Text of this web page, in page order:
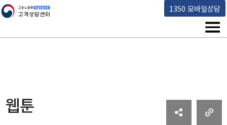
1350 모바일상담
고용노동부 책임운영기관 고객상담센터
메
웹툰